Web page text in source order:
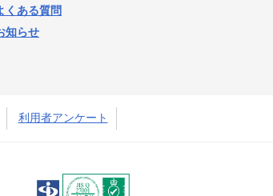
くある質問
知らせ
利用者アンケート